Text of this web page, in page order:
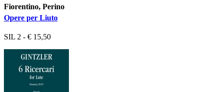
Fiorentino, Perino
Opere per Liuto
SIL 2 - € 15,50